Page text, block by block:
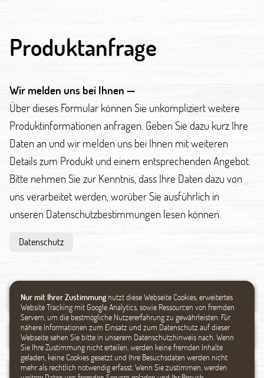
Nur mit Ihrer Zustimmung nutzt diese Webseite Cookies, erweitertes
Website Tracking mit Google Analytics, sowie Ressourcen von fremden
Servern, um die bestmögliche Nutzererfahrung zu gewährleisten. Für
nähere Informationen zum Einsatz und zum Datenschutz auf dieser
Webseite sehen Sie bitte in unserem Datenschutzhinweis nach. Wenn
Sie Ihre Zustimmung nicht erteilen, werden keine fremden Inhalte
geladen, keine Cookies gesetzt und Ihre Besuchsdaten werden nicht
mehr als rechtlich notwendig erfasst. Wenn Sie zustimmen, werden
Produktanfrage
Wir melden uns bei Ihnen —
Über dieses Formular können Sie unkompliziert weitere
Produktinformationen anfragen. Geben Sie dazu kurz Ihre
Daten an und wir melden uns bei Ihnen mit weiteren
Details zum Produkt und einem entsprechenden Angebot.
Bitte nehmen Sie zur Kenntnis, dass Ihre Daten dazu von
uns verarbeitet werden, worüber Sie ausführlich in
unseren Datenschutzbestimmungen lesen können.
Datenschutz